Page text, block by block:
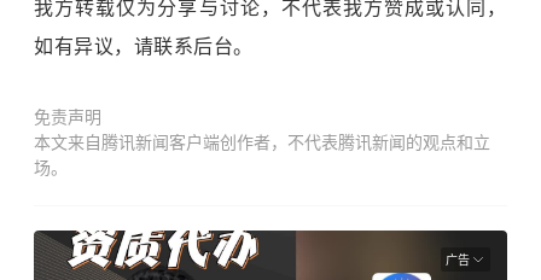
我方转载仅为分享与讨论，不代表我方赞成或认同，
如有异议，请联系后台。
免责声明
本文来自腾讯新闻客户端创作者，不代表腾讯新闻的观点和立
场。
广告